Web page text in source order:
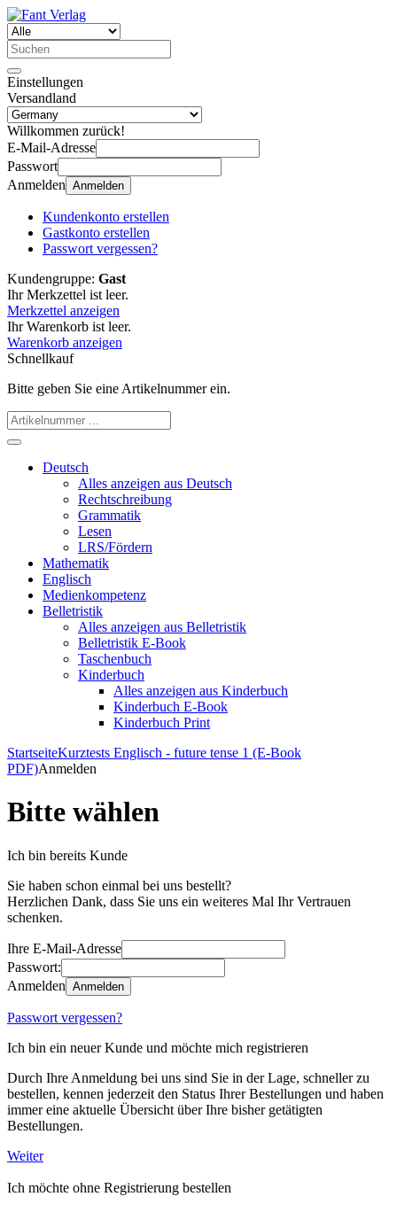
Einstellungen
Versandland
Willkommen zurück!
E-Mail-Adresse
Passwort
Anmelden Anmelden
Kundenkonto erstellen
Gastkonto erstellen
Passwort vergessen?
Kundengruppe: Gast
Ihr Merkzettel ist leer.
Merkzettel anzeigen
Ihr Warenkorb ist leer.
Warenkorb anzeigen
Schnellkauf
Bitte geben Sie eine Artikelnummer ein.
Deutsch
Alles anzeigen aus Deutsch
Rechtschreibung
Grammatik
Lesen
LRS/Fördern
Mathematik
Englisch
Medienkompetenz
Belletristik
Alles anzeigen aus Belletristik
Belletristik E-Book
Taschenbuch
Kinderbuch
Alles anzeigen aus Kinderbuch
Kinderbuch E-Book
Kinderbuch Print
StartseiteKurztests Englisch - future tense 1 (E-Book
PDF)Anmelden
Bitte wählen
Ich bin bereits Kunde
Sie haben schon einmal bei uns bestellt?
Herzlichen Dank, dass Sie uns ein weiteres Mal Ihr Vertrauen
schenken.
Ihre E-Mail-Adresse
Passwort:
Anmelden Anmelden
Passwort vergessen?
Ich bin ein neuer Kunde und möchte mich registrieren
Durch Ihre Anmeldung bei uns sind Sie in der Lage, schneller zu
bestellen, kennen jederzeit den Status Ihrer Bestellungen und haben
immer eine aktuelle Übersicht über Ihre bisher getätigten
Bestellungen.
Weiter
Ich möchte ohne Registrierung bestellen